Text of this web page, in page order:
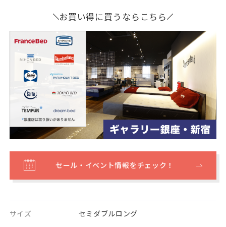
お買い得に買うならこちら
セール・イベント情報をチェック！
サイズ セミダブルロング